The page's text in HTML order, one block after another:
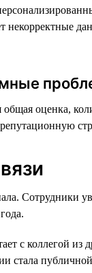
оценка,
Сотрудники
с коллегой